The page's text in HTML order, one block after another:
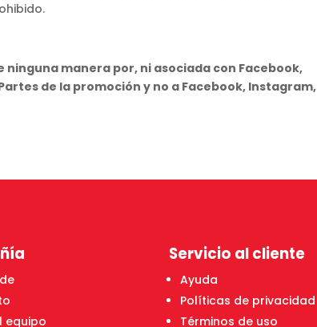
ninguna manera por, ni asociada con Facebook,
de la promoción y no a Facebook, Instagram,
equipo
Servicio al cliente
Ayuda
Políticas de privacidad
Términos de uso